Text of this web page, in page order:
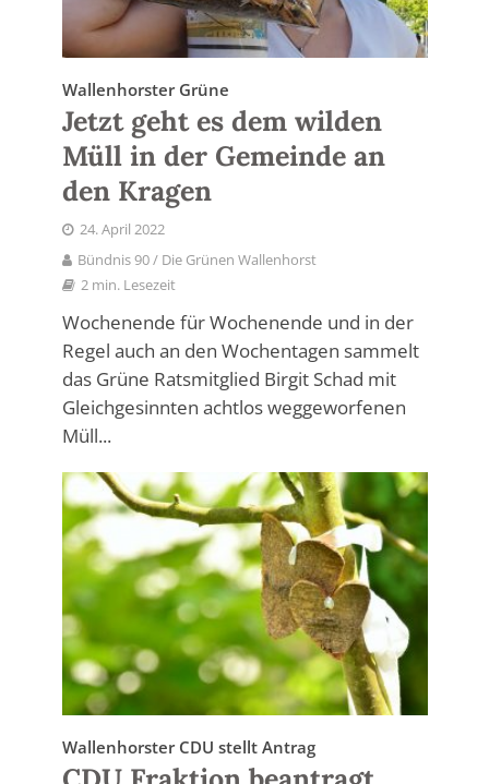
Wallenhorster Grüne
Jetzt geht es dem wilden
Müll in der Gemeinde an
den Kragen
24. April 2022
Bündnis 90 / Die Grünen Wallenhorst
2 min. Lesezeit
Wochenende für Wochenende und in der
Regel auch an den Wochentagen sammelt
das Grüne Ratsmitglied Birgit Schad mit
Gleichgesinnten achtlos weggeworfenen
Müll...
Wallenhorster CDU stellt Antrag